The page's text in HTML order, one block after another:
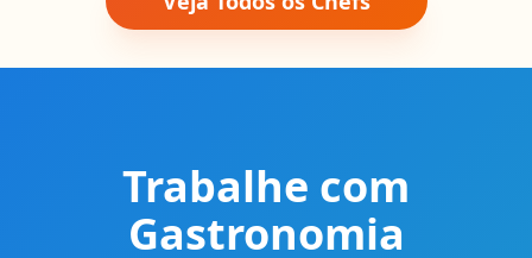
Trabalhe com
Gastronomia